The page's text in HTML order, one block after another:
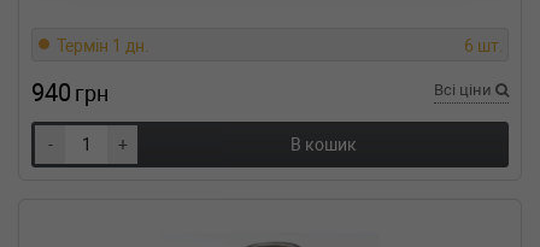
Термін 1 дн. 6 шт.
940 грн Всі ціни
- + В кошик